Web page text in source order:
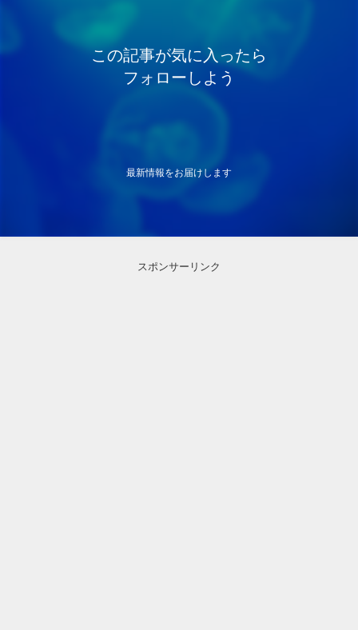
この記事が気に入ったら
フォローしよう
最新情報をお届けします
スポンサーリンク